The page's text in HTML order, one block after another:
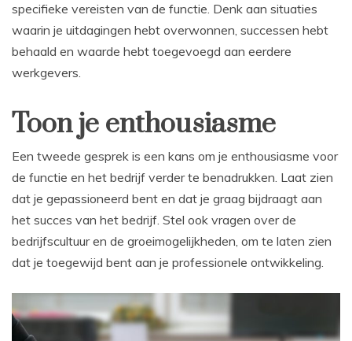
specifieke vereisten van de functie. Denk aan situaties
waarin je uitdagingen hebt overwonnen, successen hebt
behaald en waarde hebt toegevoegd aan eerdere
werkgevers.
Toon je enthousiasme
Een tweede gesprek is een kans om je enthousiasme voor
de functie en het bedrijf verder te benadrukken. Laat zien
dat je gepassioneerd bent en dat je graag bijdraagt aan
het succes van het bedrijf. Stel ook vragen over de
bedrijfscultuur en de groeimogelijkheden, om te laten zien
dat je toegewijd bent aan je professionele ontwikkeling.